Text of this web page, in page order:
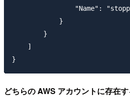
"Name":
            }
        }
    ]
どちらの AWS アカウントに存在